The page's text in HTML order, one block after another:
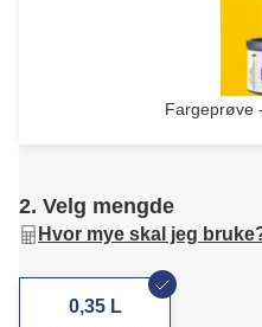
Fargeprøve
2. Velg mengde
Hvor mye skal jeg
0,35 L